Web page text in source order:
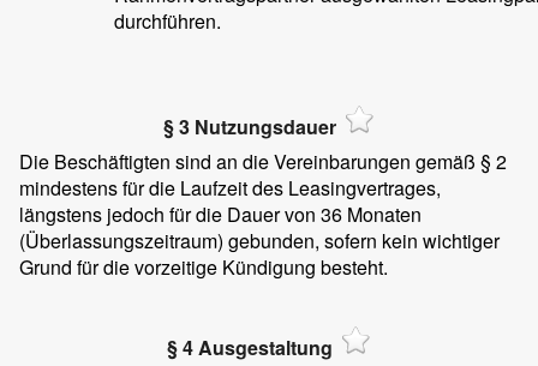
durchführen.
§ 3 Nutzungsdauer
Die Beschäftigten sind an die Vereinbarungen gemäß § 2
mindestens für die Laufzeit des Leasingvertrages,
längstens jedoch für die Dauer von 36 Monaten
(Überlassungszeitraum) gebunden, sofern kein wichtiger
Grund für die vorzeitige Kündigung besteht.
§ 4 Ausgestaltung